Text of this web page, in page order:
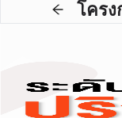
โคร